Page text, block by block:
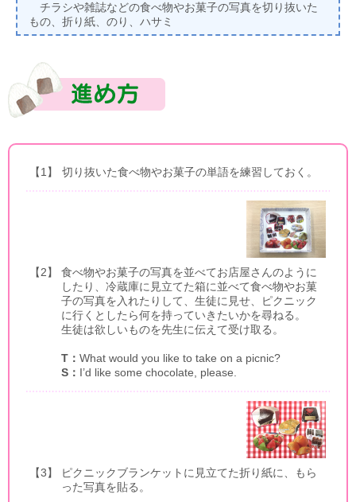
チラシや雑誌などの食べ物やお菓子の写真を切り抜いた
もの、折り紙、のり、ハサミ
【1】 切り抜いた食べ物やお菓子の単語を練習しておく。
【2】
食べ物やお菓子の写真を並べてお店屋さんのように
したり、冷蔵庫に見立てた箱に並べて食べ物やお菓
子の写真を入れたりして、生徒に見せ、ピクニック
に行くとしたら何を持っていきたいかを尋ねる。
生徒は欲しいものを先生に伝えて受け取る。
T： What would you like to take on a picnic?
S： I’d like some chocolate, please.
【3】
ピクニックブランケットに見立てた折り紙に、もら
った写真を貼る。